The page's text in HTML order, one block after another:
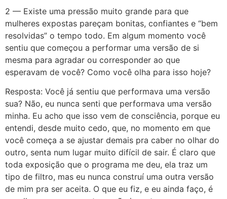
2 — Existe uma pressão muito grande para que
mulheres expostas pareçam bonitas, confiantes e “bem
resolvidas” o tempo todo. Em algum momento você
sentiu que começou a performar uma versão de si
mesma para agradar ou corresponder ao que
esperavam de você? Como você olha para isso hoje?
Resposta: Você já sentiu que performava uma versão
sua? Não, eu nunca senti que performava uma versão
minha. Eu acho que isso vem de consciência, porque eu
entendi, desde muito cedo, que, no momento em que
você começa a se ajustar demais pra caber no olhar do
outro, senta num lugar muito difícil de sair. É claro que
toda exposição que o programa me deu, ela traz um
tipo de filtro, mas eu nunca construí uma outra versão
de mim pra ser aceita. O que eu fiz, e eu ainda faço, é